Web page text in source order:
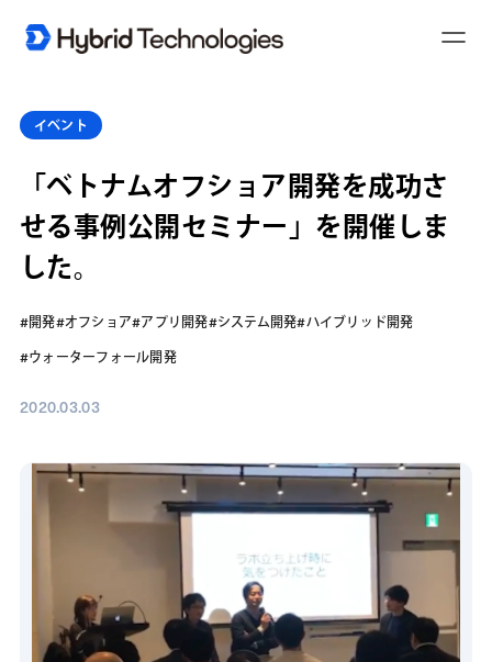
イベント
「ベトナムオフショア開発を成功さ
せる事例公開セミナー」を開催しま
した。
#開発#オフショア#アプリ開発#システム開発#ハイブリッド開発
#ウォーターフォール開発
2020.03.03